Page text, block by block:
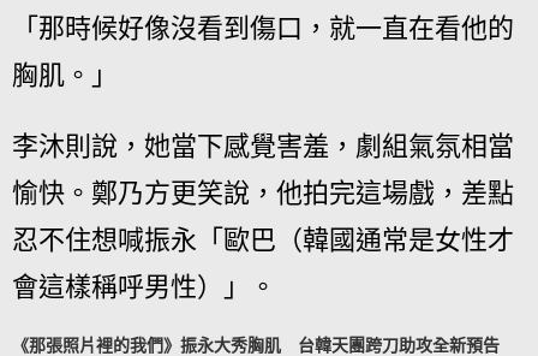
「那時候好像沒看到傷口，就一直在看他的
胸肌。」
李沐則說，她當下感覺害羞，劇組氣氛相當
愉快。鄭乃方更笑說，他拍完這場戲，差點
忍不住想喊振永「歐巴（韓國通常是女性才
會這樣稱呼男性）」。
《那張照片裡的我們》振永大秀胸肌 台韓天團跨刀助攻全新預告